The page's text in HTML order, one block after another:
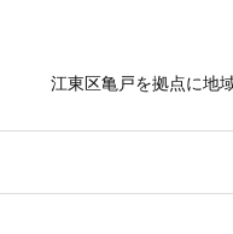
江東区亀戸を拠点に地